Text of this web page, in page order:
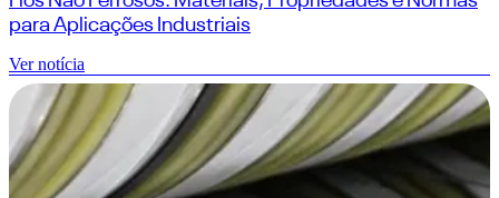
para Aplicações Industriais
Ver notícia